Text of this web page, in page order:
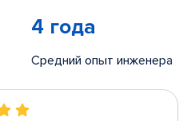
4 года
Средний опыт инженера